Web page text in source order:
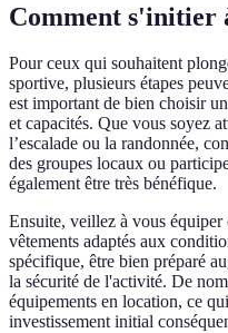
Comment s'initier
Pour ceux qui souhaitent
sportive, plusieurs étapes
est important de bien choisir
et capacités. Que vous soyez
l’escalade ou la randonnée,
des groupes locaux ou
également être très bénéfique.
Ensuite, veillez à vous équiper
vêtements adaptés aux
spécifique, être bien préparé
la sécurité de l'activité. De
équipements en location, ce
investissement initial